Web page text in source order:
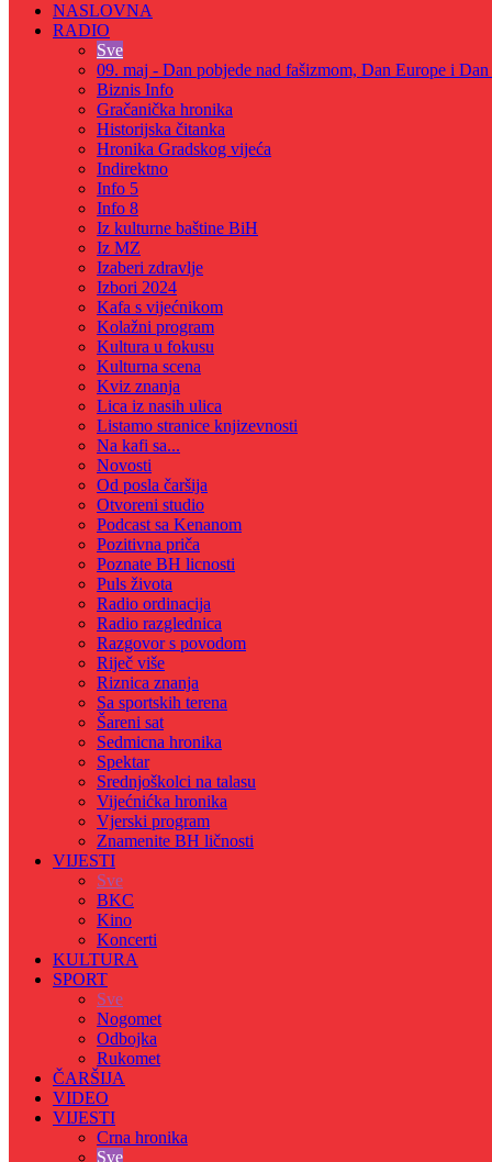
NASLOVNA
RADIO
Sve
09. maj - Dan pobjede nad fašizmom, Dan Europe i
Biznis Info
Gračanička hronika
Historijska čitanka
Hronika Gradskog vijeća
Indirektno
Info 5
Info 8
Iz kulturne baštine BiH
Iz MZ
Izaberi zdravlje
Izbori 2024
Kafa s vijećnikom
Kolažni program
Kultura u fokusu
Kulturna scena
Kviz znanja
Lica iz nasih ulica
Listamo stranice knjizevnosti
Na kafi sa...
Novosti
Od posla čaršija
Otvoreni studio
Podcast sa Kenanom
Pozitivna priča
Poznate BH licnosti
Puls života
Radio ordinacija
Radio razglednica
Razgovor s povodom
Riječ više
Riznica znanja
Sa sportskih terena
Šareni sat
Sedmicna hronika
Spektar
Srednjoškolci na talasu
Vijećnićka hronika
Vjerski program
Znamenite BH ličnosti
VIJESTI
Sve
BKC
Kino
Koncerti
KULTURA
SPORT
Sve
Nogomet
Odbojka
Rukomet
ČARŠIJA
VIDEO
VIJESTI
Crna hronika
Sve